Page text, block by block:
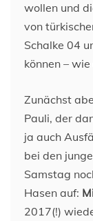
wollen und
von
Schalke 04
können –
Zunächst
Pauli, der
ja auch
bei den
Samstag
Hasen auf:
2017(!)